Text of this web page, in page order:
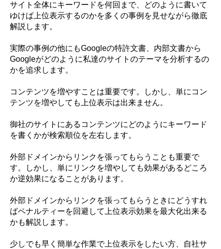
サイト全体にキーワードを何回まで、どのように書いて
ゆけば上位表示するのかを多くの事例を見せながら徹底
解説します。
実際の事例の他にもGoogleの特許文書、内部文書から
Googleがどのように私達のサイトのテーマを分析するの
かを追求します。
コンテンツを増やすことは重要です。しかし、単にコン
テンツを増やしても上位表示は出来ません。
御社のサイトにあるコンテンツにどのようにキーワード
を書くかが検索順位を左右します。
外部ドメインからリンクを張ってもらうことも重要で
す。しかし、単にリンクを増やしても効果があるどころ
か逆効果になることがあります。
外部ドメインからリンクを張ってもらうときにどうすれ
ばペナルティーを回避して上位表示効果を最大化出来る
かも解説します。
少しでも早く簡単な作業で上位表示をしたい方、自社サ